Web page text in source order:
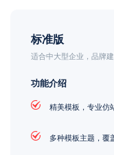
标准版
适合中大型企业，品牌
功能介绍
精美模板，专业仿
多种模板主题，覆